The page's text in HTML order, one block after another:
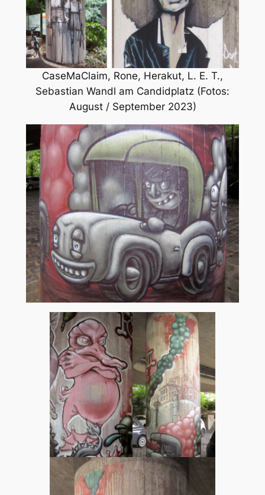
CaseMaClaim, Rone, Herakut, L. E. T.,
Sebastian Wandl am Candidplatz (Fotos:
August / September 2023)